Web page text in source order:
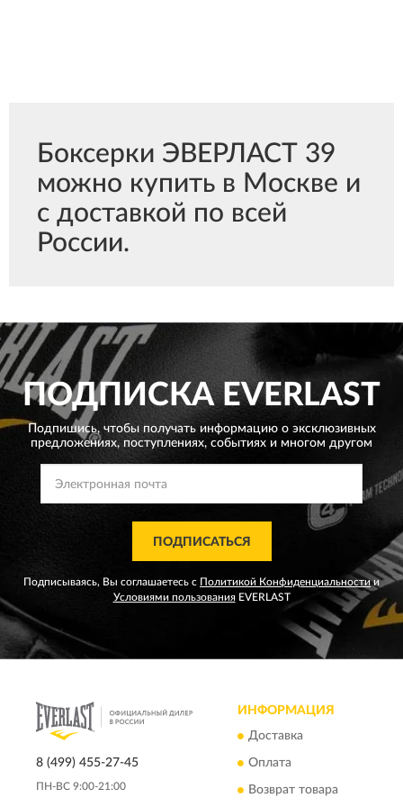
Боксерки ЭВЕРЛАСТ 39
можно купить в Москве и
с доставкой по всей
России.
ПОДПИСКАEVERLAST
Подпишись, чтобы получать информацию о эксклюзивных
предложениях, поступлениях, событиях и многом другом
ПОДПИСАТЬСЯ
Подписываясь, Вы соглашаетесь с Политикой Конфиденциальности и
Условиями пользованияEVERLAST
8 (499) 455-27-45
ПН-ВС 9:00-21:00
ИНФОРМАЦИЯ
Доставка
Оплата
Возврат товара